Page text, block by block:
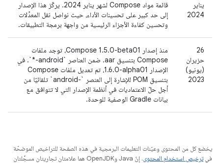
يناير
2024
قائمة مواد Compose لشهر يناير 2024. يركّز هذا الإصدار
إلى حد كبير على تحسينات الأداء، حيث نواصل نقل المعدِّلات
وتحسين كفاءة الأجزاء الرئيسية من واجهة برمجة التطبيقات.
26
حزيران
(يونيو)
2023
منذ إصدار Compose 1.5.0-beta01، توجد ملفات
Compose بتنسيق ‎.aar ضمن العناصر `‎*-android`. في
الإصدار ‎1.6.0-alpha01، تم تعديل ملفات Compose
بتنسيق POM للإشارة إلى العنصر `-android` تلقائيًا من
أجل حلّ الاعتماديات في أنظمة الإصدار التي لا تتوافق مع
بيانات Gradle الوصفية للوحدة.
يخضع كل من المحتوى وعيّنات التعليمات البرمجية في هذه الصفحة للتراخيص الموضحّة
فيترخيص استخدام المحتوى
. إنّ Java وOpenJDK هما علامتان تجاريتان مسجَّلتان